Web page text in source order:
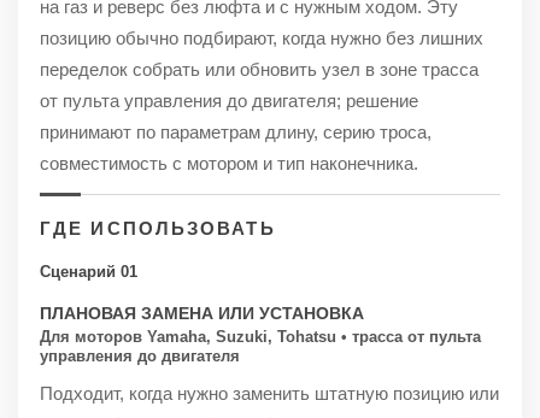
на газ и реверс без люфта и с нужным ходом. Эту
позицию обычно подбирают, когда нужно без лишних
переделок собрать или обновить узел в зоне трасса
от пульта управления до двигателя; решение
принимают по параметрам длину, серию троса,
совместимость с мотором и тип наконечника.
ГДЕ ИСПОЛЬЗОВАТЬ
Сценарий 01
ПЛАНОВАЯ ЗАМЕНА ИЛИ УСТАНОВКА
Для моторов Yamaha, Suzuki, Tohatsu • трасса от пульта
управления до двигателя
Подходит, когда нужно заменить штатную позицию или